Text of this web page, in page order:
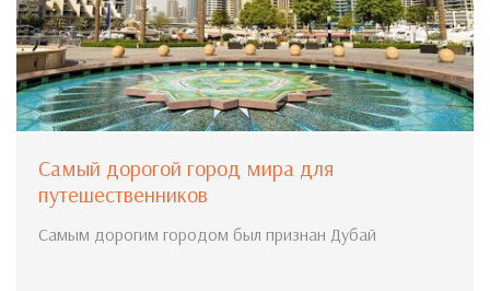
Самый дорогой город мира для
путешественников
Самым дорогим городом был признан Дубай